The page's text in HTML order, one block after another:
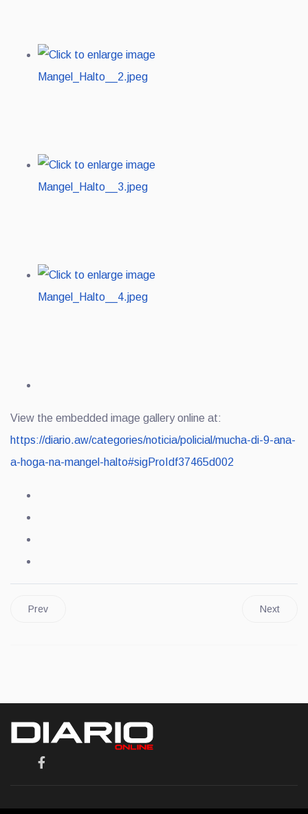
View the embedded image gallery online at:
https://diario.aw/categories/noticia/policial/mucha-di-9-ana-
a-hoga-na-mangel-halto#sigProIdf37465d002
Prev Next